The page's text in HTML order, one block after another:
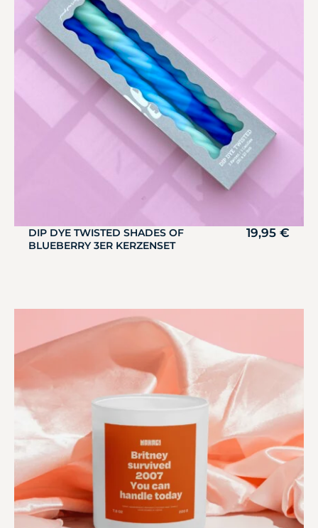
DIP DYE TWISTED SHADES OF
BLUEBERRY 3ER KERZENSET
19,95 €